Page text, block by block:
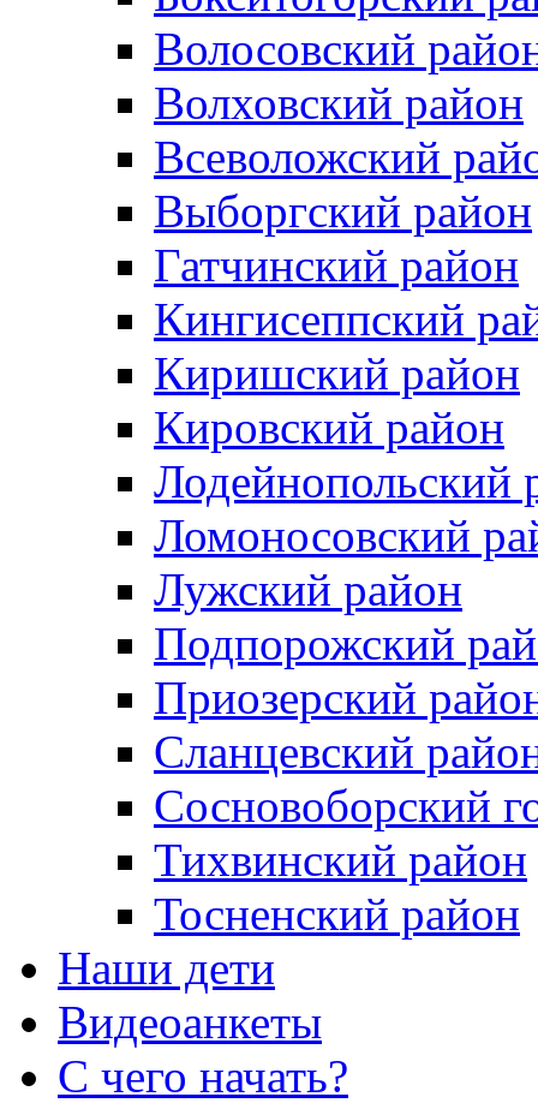
Волосовский
Волховский район
Всеволожский
Выборгский район
Гатчинский район
Кингисеппский
Киришский район
Кировский район
Лодейнопольский
Ломоносовский
Лужский район
Подпорожский
Приозерский
Сланцевский
Сосновоборский
Тихвинский район
Тосненcкий район
Наши дети
Видеоанкеты
С чего начать?